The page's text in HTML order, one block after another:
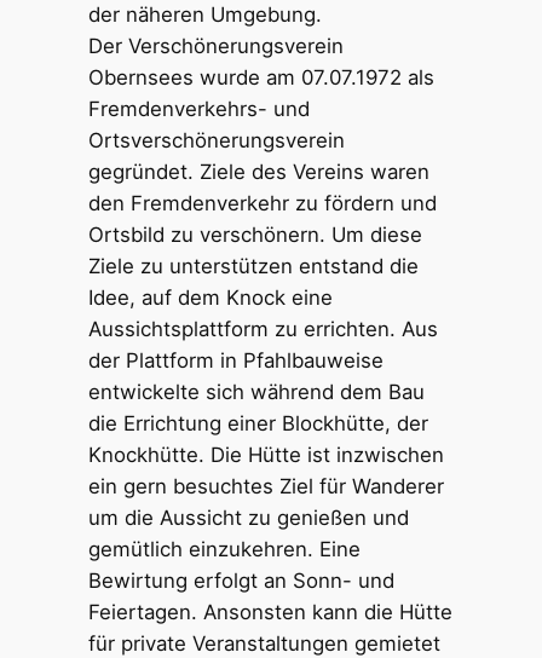
der näheren Umgebung.
Der Verschönerungsverein
Obernsees wurde am 07.07.1972 als
Fremdenverkehrs- und
Ortsverschönerungsverein
gegründet. Ziele des Vereins waren
den Fremdenverkehr zu fördern und
Ortsbild zu verschönern. Um diese
Ziele zu unterstützen entstand die
Idee, auf dem Knock eine
Aussichtsplattform zu errichten. Aus
der Plattform in Pfahlbauweise
entwickelte sich während dem Bau
die Errichtung einer Blockhütte, der
Knockhütte. Die Hütte ist inzwischen
ein gern besuchtes Ziel für Wanderer
um die Aussicht zu genießen und
gemütlich einzukehren. Eine
Bewirtung erfolgt an Sonn- und
Feiertagen. Ansonsten kann die Hütte
für private Veranstaltungen gemietet